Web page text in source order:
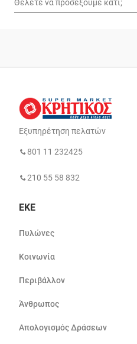
Εξυπηρέτηση πελατών
801 11 232425
210 55 58 832
ΕΚΕ
Πυλώνες
Κοινωνία
Περιβάλλον
Άνθρωπος
Απολογισμός Δράσεων